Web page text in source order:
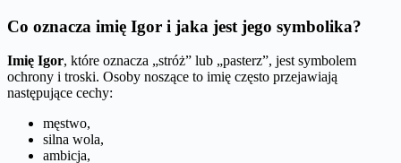
Co oznacza imię Igor i jaka jest jego symbolika?
Imię Igor, które oznacza „stróż” lub „pasterz”, jest symbolem
ochrony i troski. Osoby noszące to imię często przejawiają
następujące cechy:
męstwo,
silna wola,
ambicja,